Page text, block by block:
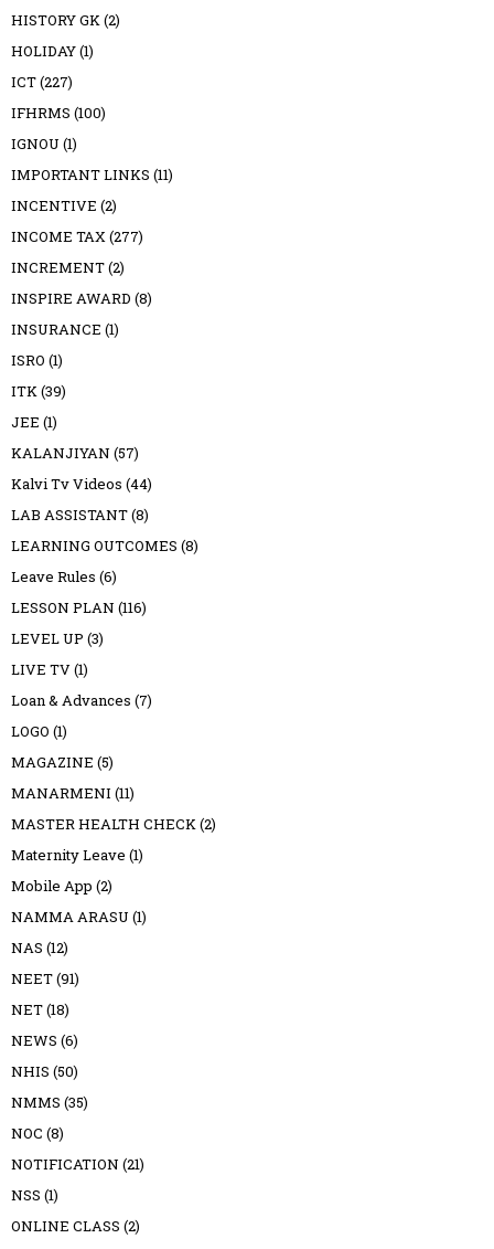
HISTORY GK (2)
HOLIDAY(1)
ICT(227)
IFHRMS (100)
IGNOU (1)
IMPORTANT LINKS (11)
INCENTIVE (2)
INCOME TAX (277)
INCREMENT(2)
INSPIRE AWARD (8)
INSURANCE (1)
ISRO (1)
ITK (39)
JEE (1)
KALANJIYAN (57)
Kalvi Tv Videos (44)
LAB ASSISTANT(8)
LEARNING OUTCOMES (8)
Leave Rules (6)
LESSON PLAN (116)
LEVEL UP (3)
LIVE TV(1)
Loan & Advances (7)
LOGO (1)
MAGAZINE (5)
MANARMENI (11)
MASTER HEALTH CHECK (2)
Maternity Leave (1)
Mobile App (2)
NAMMA ARASU (1)
NAS (12)
NEET(91)
NET(18)
NEWS (6)
NHIS (50)
NMMS (35)
NOC (8)
NOTIFICATION (21)
NSS (1)
ONLINE CLASS (2)